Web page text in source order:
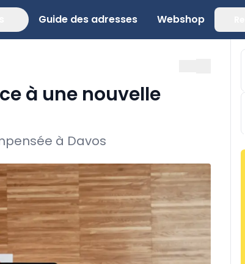
Guide des adresses Webshop
à une nouvelle
à Davos